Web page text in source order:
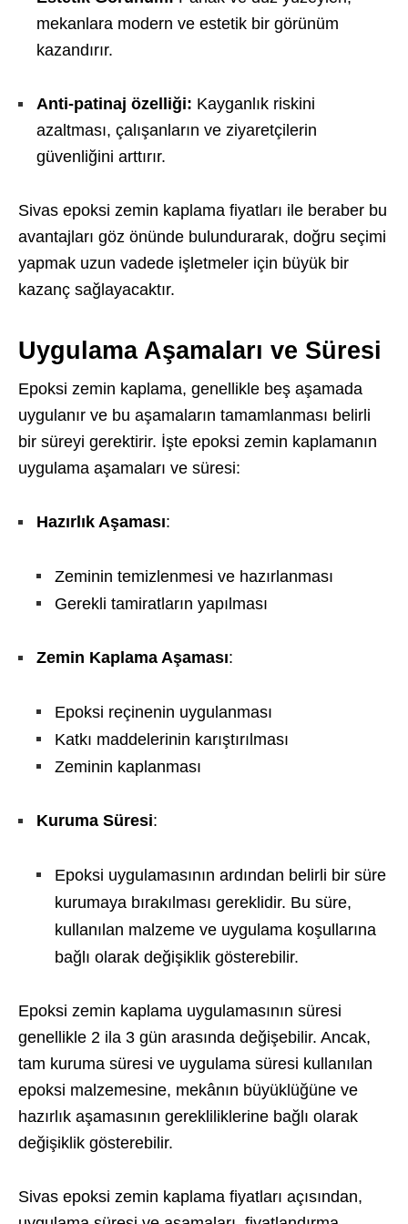
mekanlara modern ve estetik bir görünüm
kazandırır.
Anti-patinaj özelliği: Kayganlık riskini
azaltması, çalışanların ve ziyaretçilerin
güvenliğini arttırır.
Sivas epoksi zemin kaplama fiyatları ile beraber bu
avantajları göz önünde bulundurarak, doğru seçimi
yapmak uzun vadede işletmeler için büyük bir
kazanç sağlayacaktır.
Uygulama Aşamaları ve Süresi
Epoksi zemin kaplama, genellikle beş aşamada
uygulanır ve bu aşamaların tamamlanması belirli
bir süreyi gerektirir. İşte epoksi zemin kaplamanın
uygulama aşamaları ve süresi:
Hazırlık Aşaması:
Zeminin temizlenmesi ve hazırlanması
Gerekli tamiratların yapılması
Zemin Kaplama Aşaması:
Epoksi reçinenin uygulanması
Katkı maddelerinin karıştırılması
Zeminin kaplanması
Kuruma Süresi:
Epoksi uygulamasının ardından belirli bir süre
kurumaya bırakılması gereklidir. Bu süre,
kullanılan malzeme ve uygulama koşullarına
bağlı olarak değişiklik gösterebilir.
Epoksi zemin kaplama uygulamasının süresi
genellikle 2 ila 3 gün arasında değişebilir. Ancak,
tam kuruma süresi ve uygulama süresi kullanılan
epoksi malzemesine, mekânın büyüklüğüne ve
hazırlık aşamasının gerekliliklerine bağlı olarak
değişiklik gösterebilir.
Sivas epoksi zemin kaplama fiyatları açısından,